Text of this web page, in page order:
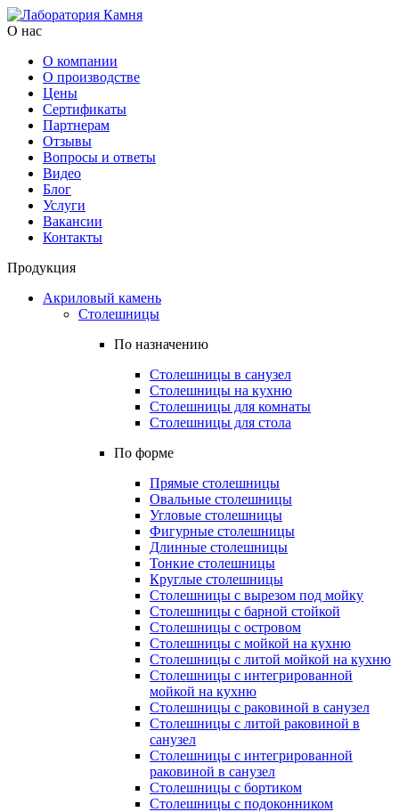
О нас
О компании
О производстве
Цены
Cертификаты
Партнерам
Отзывы
Вопросы и ответы
Видео
Блог
Услуги
Вакансии
Контакты
Продукция
Акриловый камень
Столешницы
По назначению
Столешницы в санузел
Столешницы на кухню
Столешницы для комнаты
Столешницы для стола
По форме
Прямые столешницы
Овальные столешницы
Угловые столешницы
Фигурные столешницы
Длинные столешницы
Тонкие столешницы
Круглые столешницы
Столешницы с вырезом под мойку
Столешницы с барной стойкой
Столешницы с островом
Столешницы с мойкой на кухню
Столешницы с литой мойкой на кухню
Столешницы с интегрированной
мойкой на кухню
Столешницы с раковиной в санузел
Столешницы с литой раковиной в
санузел
Столешницы с интегрированной
раковиной в санузел
Столешницы с бортиком
Столешницы с подоконником